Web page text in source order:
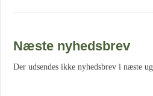
Næste nyhedsbrev
Der udsendes ikke nyhedsbrev i næste